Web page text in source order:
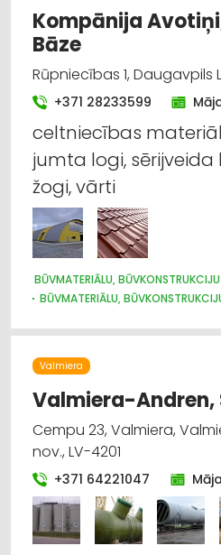
Internetveikali, e-komercija
Metālapstrāde
Būvmateriālu,
Metālizstrādājumi
Būvmateriālu,
Jumtu segumi
Apdares materiāli:
Kompānija
Bāze
Rūpniecības 1, Daugavpils
+371 28233599
celtniecības
jumta logi, sērijveida
žogi, vārti
BŪVMATERIĀLU,
BŪVMATERIĀLU,
JUMTU SEGUMI
METĀLA TIRDZNIECĪBA
INTERNETVEIKALI, E-KOMERCIJA
APDARES MATERIĀLI: TIRDZNIECĪBA
Valmiera
Valmiera-Andren,
Cempu 23, Valmiera,
nov., LV-4201
+371 64221047